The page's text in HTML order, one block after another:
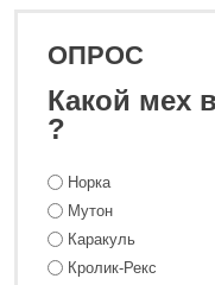
128 800 ₽
ОПРОС
Какой мех
?
Норка
Мутон
Каракуль
Кролик-Рекс